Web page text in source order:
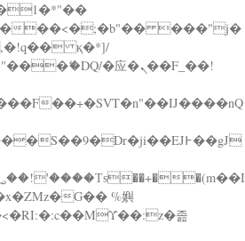
��<�;�b"�� ���"j�
��+�SVT�n"��IJ����nQ
졾